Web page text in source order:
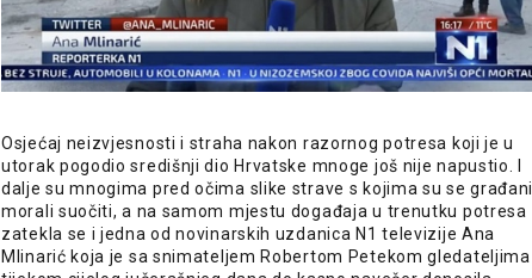
Osjećaj neizvjesnosti i straha nakon razornog potresa koji je u
utorak pogodio središnji dio Hrvatske mnoge još nije napustio. I
dalje su mnogima pred očima slike strave s kojima su se građani
morali suočiti, a na samom mjestu događaja u trenutku potresa
zatekla se i jedna od novinarskih uzdanica N1 televizije Ana
Mlinarić koja je sa snimateljem Robertom Petekom gledateljima